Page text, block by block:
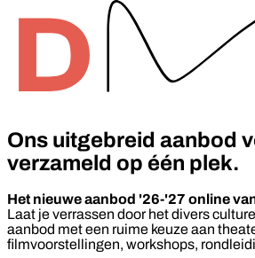
Ons uitgebreid aanbod
verzameld op één plek.
Het nieuwe aanbod '26-'27 online
Laat je verrassen door het divers
aanbod met een ruime keuze aan
filmvoorstellingen, workshops,